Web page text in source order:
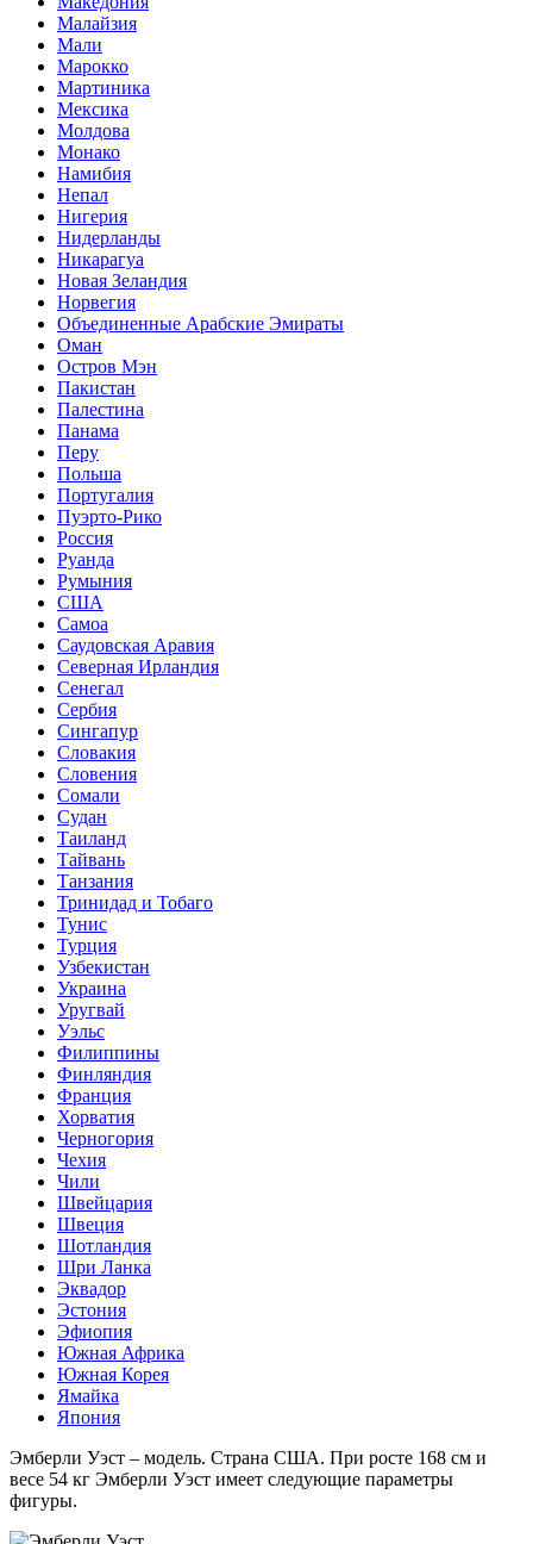
Малайзия
Мали
Марокко
Мартиника
Мексика
Молдова
Монако
Намибия
Непал
Нигерия
Нидерланды
Никарагуа
Новая Зеландия
Норвегия
Объединенные Арабские Эмираты
Оман
Остров Мэн
Пакистан
Палестина
Панама
Перу
Польша
Португалия
Пуэрто-Рико
Россия
Руанда
Румыния
США
Самоа
Саудовская Аравия
Северная Ирландия
Сенегал
Сербия
Сингапур
Словакия
Словения
Сомали
Судан
Таиланд
Тайвань
Танзания
Тринидад и Тобаго
Тунис
Турция
Узбекистан
Украина
Уругвай
Уэльс
Филиппины
Финляндия
Франция
Хорватия
Черногория
Чехия
Чили
Швейцария
Швеция
Шотландия
Шри Ланка
Эквадор
Эстония
Эфиопия
Южная Африка
Южная Корея
Ямайка
Япония
Эмберли Уэст – модель. Страна США. При росте 168 см и
весе 54 кг Эмберли Уэст имеет следующие параметры
фигуры.